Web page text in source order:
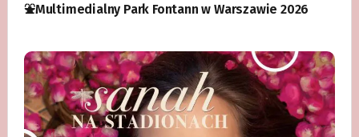
⛲️Multimedialny Park Fontann w Warszawie 2026